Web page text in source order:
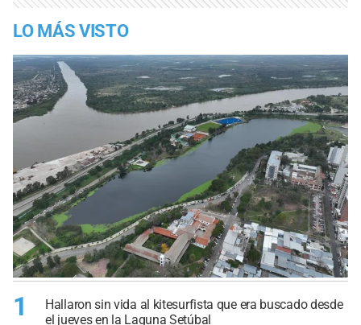
LO MÁS VISTO
1
Hallaron sin vida al kitesurfista que era buscado desde
el jueves en la Laguna Setúbal